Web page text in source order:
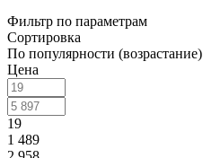
Фильтр по параметрам
Сортировка
По популярности (возрастание)
Цена
19
1 489